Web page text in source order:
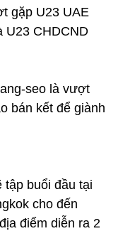
gặp U23 UAE
U23 CHDCND
seo là vượt
bán kết để giành
tập buổi đầu tại
cho đến
điểm diễn ra 2